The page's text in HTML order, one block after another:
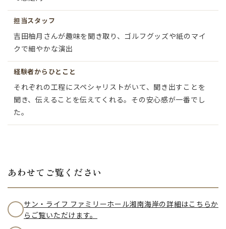
担当スタッフ
吉田柚月さんが趣味を聞き取り、ゴルフグッズや紙のマイ
クで細やかな演出
経験者からひとこと
それぞれの工程にスペシャリストがいて、聞き出すことを
聞き、伝えることを伝えてくれる。その安心感が一番でし
た。
あわせてご覧ください
サン・ライフ ファミリーホール湘南海岸の詳細はこちらか
らご覧いただけます。